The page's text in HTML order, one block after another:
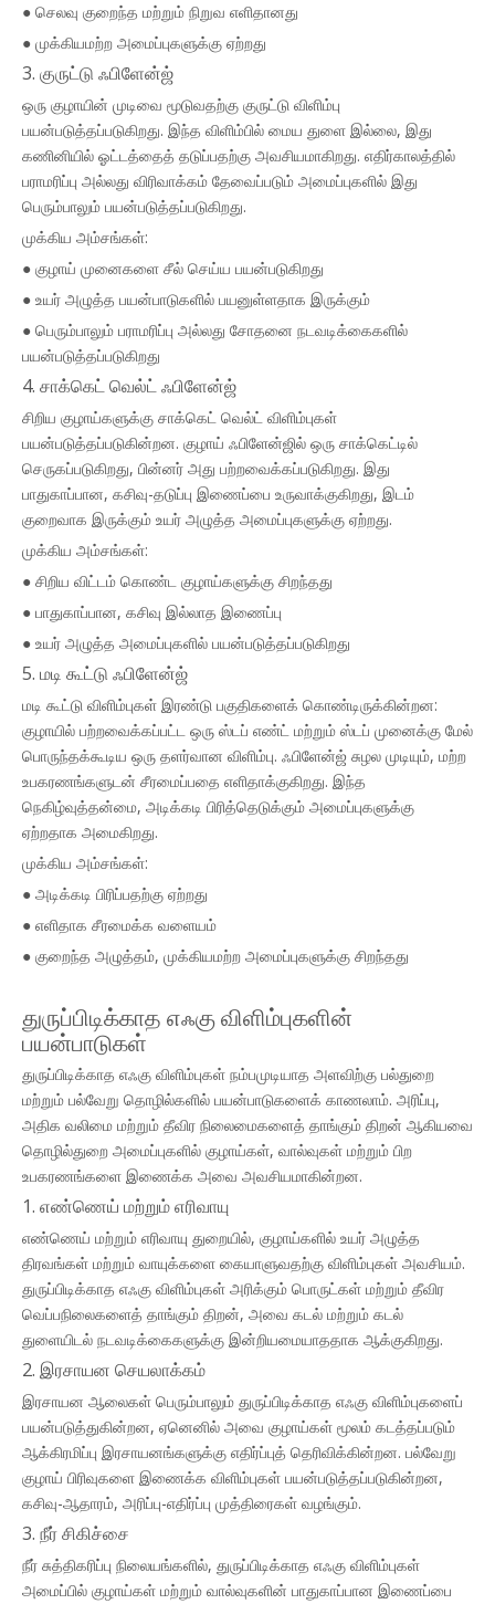
● செலவு குறைந்த மற்றும் நிறுவ எளிதானது
● முக்கியமற்ற அமைப்புகளுக்கு ஏற்றது
3. குருட்டு ஃபிளேன்ஜ்
ஒரு குழாயின் முடிவை மூடுவதற்கு குருட்டு விளிம்பு
பயன்படுத்தப்படுகிறது. இந்த விளிம்பில் மைய துளை இல்லை, இது
கணினியில் ஓட்டத்தைத் தடுப்பதற்கு அவசியமாகிறது. எதிர்காலத்தில்
பராமரிப்பு அல்லது விரிவாக்கம் தேவைப்படும் அமைப்புகளில் இது
பெரும்பாலும் பயன்படுத்தப்படுகிறது.
முக்கிய அம்சங்கள்:
● குழாய் முனைகளை சீல் செய்ய பயன்படுகிறது
● உயர் அழுத்த பயன்பாடுகளில் பயனுள்ளதாக இருக்கும்
● பெரும்பாலும் பராமரிப்பு அல்லது சோதனை நடவடிக்கைகளில்
பயன்படுத்தப்படுகிறது
4. சாக்கெட் வெல்ட் ஃபிளேன்ஜ்
சிறிய குழாய்களுக்கு சாக்கெட் வெல்ட் விளிம்புகள்
பயன்படுத்தப்படுகின்றன. குழாய் ஃபிளேன்ஜில் ஒரு சாக்கெட்டில்
செருகப்படுகிறது, பின்னர் அது பற்றவைக்கப்படுகிறது. இது
பாதுகாப்பான, கசிவு-தடுப்பு இணைப்பை உருவாக்குகிறது, இடம்
குறைவாக இருக்கும் உயர் அழுத்த அமைப்புகளுக்கு ஏற்றது.
முக்கிய அம்சங்கள்:
● சிறிய விட்டம் கொண்ட குழாய்களுக்கு சிறந்தது
● பாதுகாப்பான, கசிவு இல்லாத இணைப்பு
● உயர் அழுத்த அமைப்புகளில் பயன்படுத்தப்படுகிறது
5. மடி கூட்டு ஃபிளேன்ஜ்
மடி கூட்டு விளிம்புகள் இரண்டு பகுதிகளைக் கொண்டிருக்கின்றன:
குழாயில் பற்றவைக்கப்பட்ட ஒரு ஸ்டப் எண்ட் மற்றும் ஸ்டப் முனைக்கு மேல்
பொருந்தக்கூடிய ஒரு தளர்வான விளிம்பு. ஃபிளேன்ஜ் சுழல முடியும், மற்ற
உபகரணங்களுடன் சீரமைப்பதை எளிதாக்குகிறது. இந்த
நெகிழ்வுத்தன்மை, அடிக்கடி பிரித்தெடுக்கும் அமைப்புகளுக்கு
ஏற்றதாக அமைகிறது.
முக்கிய அம்சங்கள்:
● அடிக்கடி பிரிப்பதற்கு ஏற்றது
● எளிதாக சீரமைக்க வளையம்
● குறைந்த அழுத்தம், முக்கியமற்ற அமைப்புகளுக்கு சிறந்தது
துருப்பிடிக்காத எஃகு விளிம்புகளின்
பயன்பாடுகள்
துருப்பிடிக்காத எஃகு விளிம்புகள் நம்பமுடியாத அளவிற்கு பல்துறை
மற்றும் பல்வேறு தொழில்களில் பயன்பாடுகளைக் காணலாம். அரிப்பு,
அதிக வலிமை மற்றும் தீவிர நிலைமைகளைத் தாங்கும் திறன் ஆகியவை
தொழில்துறை அமைப்புகளில் குழாய்கள், வால்வுகள் மற்றும் பிற
உபகரணங்களை இணைக்க அவை அவசியமாகின்றன.
1. எண்ணெய் மற்றும் எரிவாயு
எண்ணெய் மற்றும் எரிவாயு துறையில், குழாய்களில் உயர் அழுத்த
திரவங்கள் மற்றும் வாயுக்களை கையாளுவதற்கு விளிம்புகள் அவசியம்.
துருப்பிடிக்காத எஃகு விளிம்புகள் அரிக்கும் பொருட்கள் மற்றும் தீவிர
வெப்பநிலைகளைத் தாங்கும் திறன், அவை கடல் மற்றும் கடல்
துளையிடல் நடவடிக்கைகளுக்கு இன்றியமையாததாக ஆக்குகிறது.
2. இரசாயன செயலாக்கம்
இரசாயன ஆலைகள் பெரும்பாலும் துருப்பிடிக்காத எஃகு விளிம்புகளைப்
பயன்படுத்துகின்றன, ஏனெனில் அவை குழாய்கள் மூலம் கடத்தப்படும்
ஆக்கிரமிப்பு இரசாயனங்களுக்கு எதிர்ப்புத் தெரிவிக்கின்றன. பல்வேறு
குழாய் பிரிவுகளை இணைக்க விளிம்புகள் பயன்படுத்தப்படுகின்றன,
கசிவு-ஆதாரம், அரிப்பு-எதிர்ப்பு முத்திரைகள் வழங்கும்.
3. நீர் சிகிச்சை
நீர் சுத்திகரிப்பு நிலையங்களில், துருப்பிடிக்காத எஃகு விளிம்புகள்
அமைப்பில் குழாய்கள் மற்றும் வால்வுகளின் பாதுகாப்பான இணைப்பை